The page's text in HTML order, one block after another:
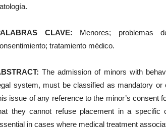
CLAVE: Menores; problemas
tratamiento médico.
The admission of minors with
system, must be classified as mandatory
issue of any reference to the minor’s consent
they cannot refuse placement in a
in cases where medical treatment